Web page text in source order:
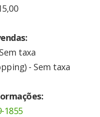
taxa
- Sem taxa
1855